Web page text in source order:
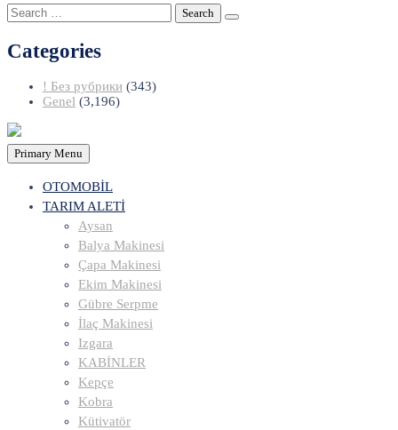
Search
for:
Categories
! Без рубрики (343)
Genel (3,196)
Primary Menu
OTOMOBİL
TARIM ALETİ
Aysan
Balya Makinesi
Çapa Makinesi
Ekim Makinesi
Gübre Serpme
İlaç Makinesi
Izgara
KABİNLER
Kepçe
Kobra
Kütivatör